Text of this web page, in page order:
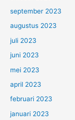
september 2023
augustus 2023
juli 2023
juni 2023
mei 2023
april 2023
februari 2023
januari 2023